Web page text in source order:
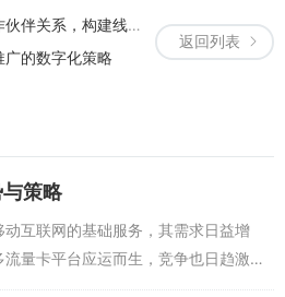
返回列表
构建线上流量卡推广平台
广的数字化策略
策略
互联网的基础服务，其需求日益增
量卡平台应运而生，竞争也日趋激
争优势与策略，为行业从业者提供一